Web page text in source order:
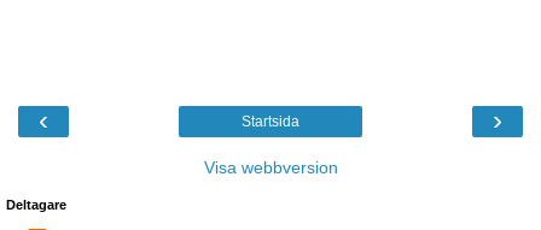
‹ ›
Startsida
Visa webbversion
Deltagare